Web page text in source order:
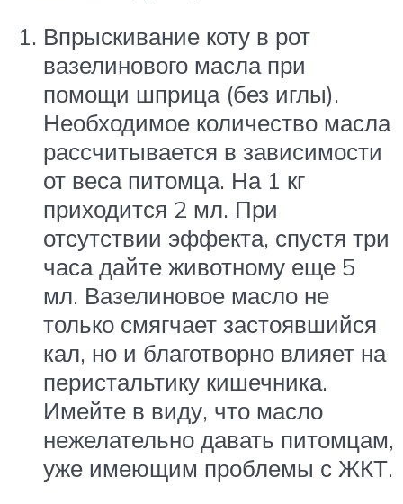
Впрыскивание коту в рот
вазелинового масла при
помощи шприца (без иглы).
Необходимое количество масла
рассчитывается в зависимости
от веса питомца. На 1 кг
приходится 2 мл. При
отсутствии эффекта, спустя три
часа дайте животному еще 5
мл. Вазелиновое масло не
только смягчает застоявшийся
кал, но и благотворно влияет на
перистальтику кишечника.
Имейте в виду, что масло
нежелательно давать питомцам,
уже имеющим проблемы с ЖКТ.